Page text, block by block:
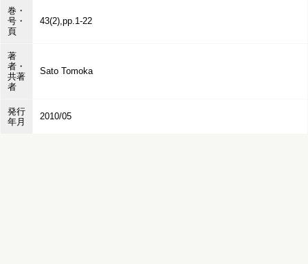
巻・
号・
頁
43(2),pp.1-22
著
者・
共著
者
Sato Tomoka
発行
年月
2010/05